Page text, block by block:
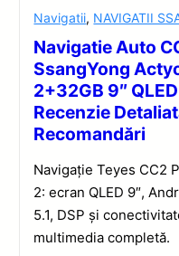
Navigatii, NAVIGATII
Navigatie Auto
SsangYong
2+32GB 9″
Recenzie
Recomandări
Navigație Teyes CC2
2: ecran QLED 9″,
5.1, DSP și
multimedia completă.